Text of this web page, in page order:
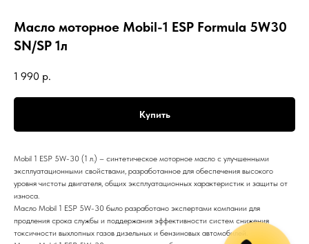
Масло моторное Mobil-1 ESP Formula 5W30
SN/SP 1л
1 990 р.
Купить
Mobil 1 ESP 5W-30 (1 л.) – синтетическое моторное масло с улучшенными
эксплуатационными свойствами, разработанное для обеспечения высокого
уровня чистоты двигателя, общих эксплуатационных характеристик и защиты от
износа.
Масло Mobil 1 ESP 5W-30 было разработано экспертами компании для
продления срока службы и поддержания эффективности систем снижения
токсичности выхлопных газов дизельных и бензиновых автомобилей.